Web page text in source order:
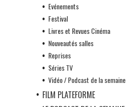
Evénements
Festival
Livres et Revues Cinéma
Nouveautés salles
Reprises
Séries TV
Vidéo / Podcast de la semaine
FILM PLATEFORME